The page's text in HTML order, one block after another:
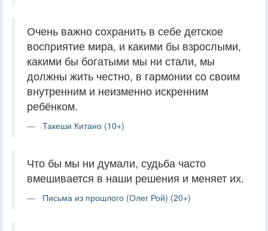
Очень важно сохранить в себе детское
восприятие мира, и какими бы взрослыми,
какими бы богатыми мы ни стали, мы
должны жить честно, в гармонии со своим
внутренним и неизменно искренним
ребёнком.
Такеши Китано (10+)
Что бы мы ни думали, судьба часто
вмешивается в наши решения и меняет их.
Письма из прошлого (Олег Рой) (20+)